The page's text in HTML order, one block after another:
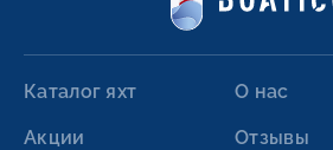
Каталог яхт
Акции
О нас
Отзывы